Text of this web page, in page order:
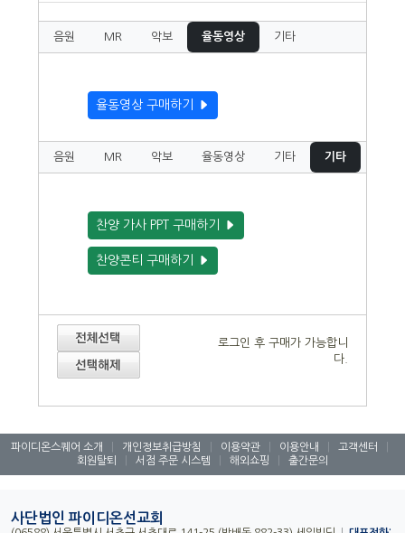
음원 MR 악보 율동영상 기타
율동영상 구매하기
음원 MR 악보 율동영상 기타 기타
찬양 가사 PPT 구매하기
찬양콘티 구매하기
로그인 후 구매가 가능합니
다.
파이디온스퀘어 소개 개인정보취급방침 이용약관 이용안내 고객센터
회원탈퇴
서점 주문 시스템 해외쇼핑 출간문의
사단법인 파이디온선교회